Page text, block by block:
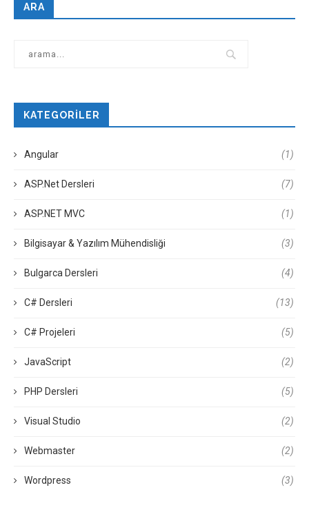
ARA
KATEGORILER
Angular (1)
ASP.Net Dersleri (7)
ASP.NET MVC (1)
Bilgisayar & Yazılım Mühendisliği (3)
Bulgarca Dersleri (4)
C# Dersleri (13)
C# Projeleri (5)
JavaScript (2)
PHP Dersleri (5)
Visual Studio (2)
Webmaster (2)
Wordpress (3)